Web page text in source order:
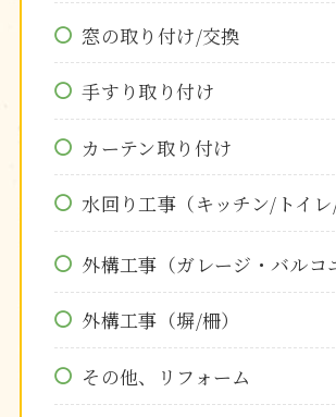
窓の取り付け/交換
手すり取り付け
カーテン取り付け
水回り工事（キッチン/トイレ/
外構工事（ガレージ・バルコ
外構工事（塀/柵）
その他、リフォーム